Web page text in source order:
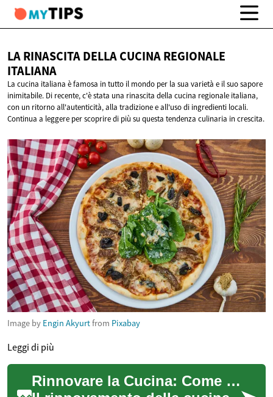
LA RINASCITA DELLA CUCINAREGIONALE
ITALIANA
La cucina italiana è famosa in tutto il mondo per la sua varietà e il suo sapore
inimitabile. Di recente, c'è stata una rinascita della cucina regionale italiana,
con un ritorno all'autenticità, alla tradizione e all'uso di ingredienti locali.
Continua a leggere per scoprire di più su questa tendenza culinaria in crescita.
Image by Engin Akyurtfrom Pixabay
Leggi di più
Rinnovare la Cucina: Come Trasformare il Cuore della Tua Casa con Design Italiano